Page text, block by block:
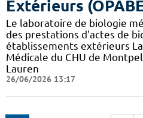
Extérieurs
Le laboratoire de biologie
des prestations d'actes de
établissements extérieurs
Médicale du CHU de
Lauren
26/06/2026 13:17